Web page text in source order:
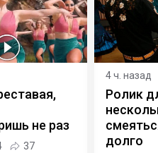
не раз
37
4 ч. назад
Ролик
долго